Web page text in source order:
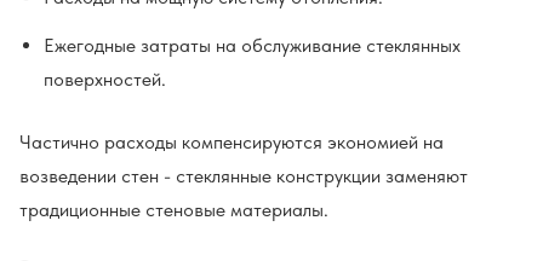
Ежегодные затраты на обслуживание стеклянных
поверхностей.
Частично расходы компенсируются экономией на
возведении стен - стеклянные конструкции заменяют
традиционные стеновые материалы.